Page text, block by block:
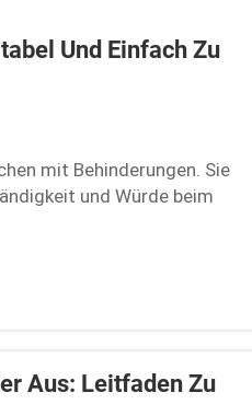
Und Einfach Zu
mit Behinderungen. Sie
und Würde beim
durch Ihre
Aus: Leitfaden Zu